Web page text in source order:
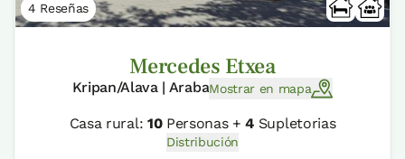
4 Reseñas
Mercedes Etxea
Kripan/Alava | ArabaMostrar en mapa
Casa rural: 10Personas +4 Supletorias
Distribución